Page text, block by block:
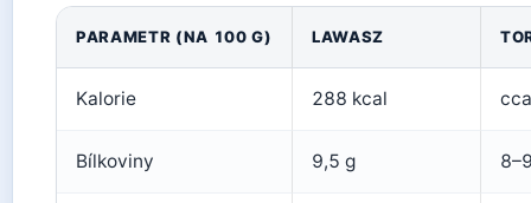
PARAMETR (NA 100 G) LAWASZ
Kalorie 288 kcal
Bílkoviny 9,5 g